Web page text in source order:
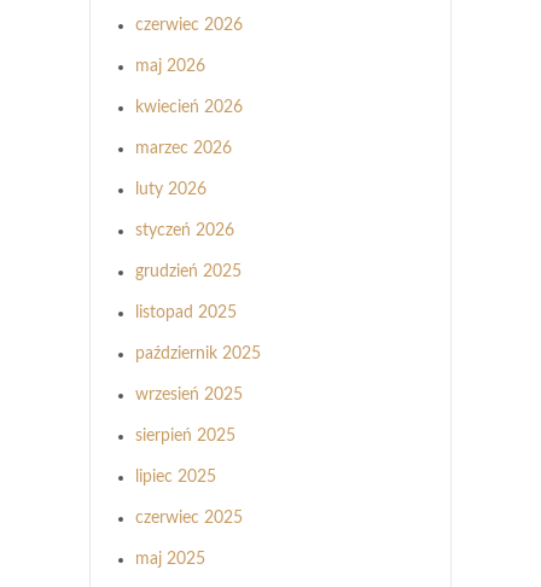
czerwiec 2026
maj 2026
kwiecień 2026
marzec 2026
luty 2026
styczeń 2026
grudzień 2025
listopad 2025
październik 2025
wrzesień 2025
sierpień 2025
lipiec 2025
czerwiec 2025
maj 2025